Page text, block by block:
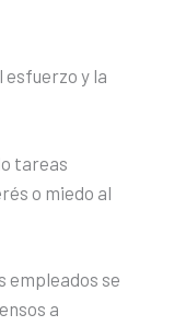
esfuerzo y la
tareas
o miedo al
empleados se
a